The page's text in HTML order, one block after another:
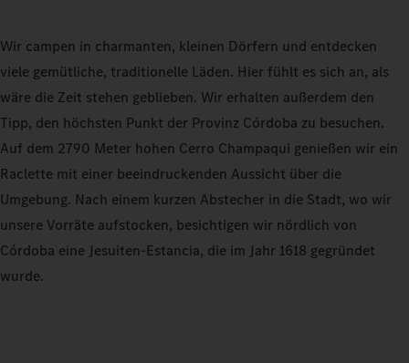
Wir campen in charmanten, kleinen Dörfern und entdecken
viele gemütliche, traditionelle Läden. Hier fühlt es sich an, als
wäre die Zeit stehen geblieben. Wir erhalten außerdem den
Tipp, den höchsten Punkt der Provinz Córdoba zu besuchen.
Auf dem 2790 Meter hohen Cerro Champaqui genießen wir ein
Raclette mit einer beeindruckenden Aussicht über die
Umgebung. Nach einem kurzen Abstecher in die Stadt, wo wir
unsere Vorräte aufstocken, besichtigen wir nördlich von
Córdoba eine Jesuiten-Estancia, die im Jahr 1618 gegründet
wurde.